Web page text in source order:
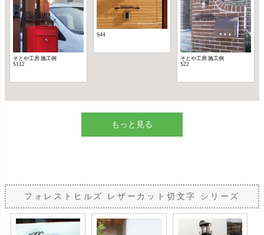
もっと見る
フォレストヒルズ レザーカット切文字 シリーズ